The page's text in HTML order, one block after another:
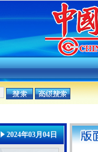
2024年03月04日